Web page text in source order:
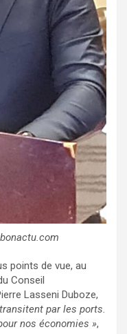
points de vue, au
Conseil
Lasseni Duboze,
par les ports.
nos économies »,